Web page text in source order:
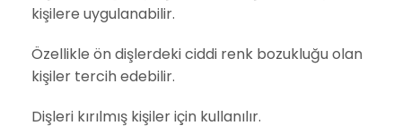
kişilere uygulanabilir.
Özellikle ön dişlerdeki ciddi renk bozukluğu olan
kişiler tercih edebilir.
Dişleri kırılmış kişiler için kullanılır.